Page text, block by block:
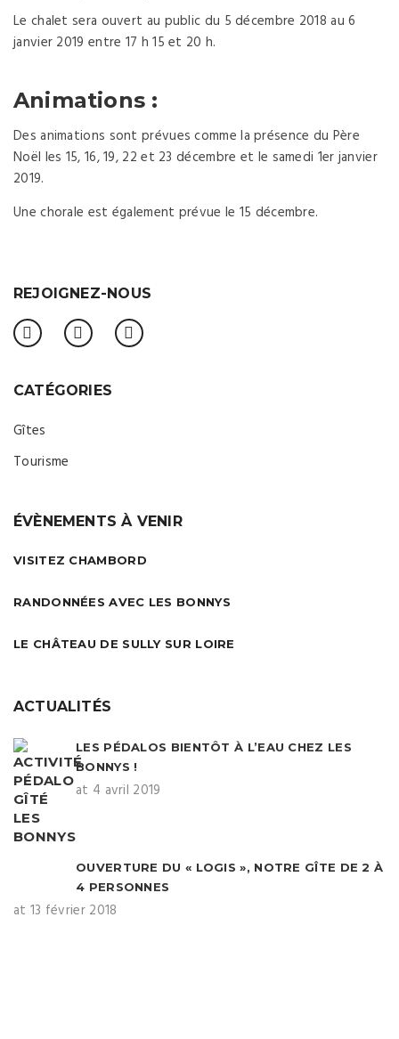
Le chalet sera ouvert au public du 5 décembre 2018 au 6
janvier 2019 entre 17 h 15 et 20 h.
Animations :
Des animations sont prévues comme la présence du Père
Noël les 15, 16, 19, 22 et 23 décembre et le samedi 1er janvier
2019.
Une chorale est également prévue le 15 décembre.
REJOIGNEZ-NOUS
CATÉGORIES
Gîtes
Tourisme
ÉVÈNEMENTS À VENIR
VISITEZ CHAMBORD
RANDONNÉES AVEC LES BONNYS
LE CHÂTEAU DE SULLY SUR LOIRE
ACTUALITÉS
LES PÉDALOS BIENTÔT À L’EAU CHEZ LES
BONNYS !
at 4 avril 2019
OUVERTURE DU « LOGIS », NOTRE GÎTE DE 2 À
4 PERSONNES
at 13 février 2018